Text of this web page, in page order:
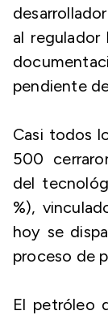
al regulador
pendiente
Casi todos
500
del
%),
hoy se
proceso de
El petróleo